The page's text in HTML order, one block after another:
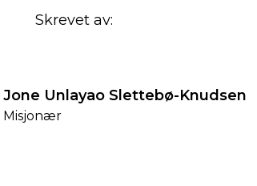
Skrevet av:
Jone Unlayao Slettebø-Knudsen
Misjonær